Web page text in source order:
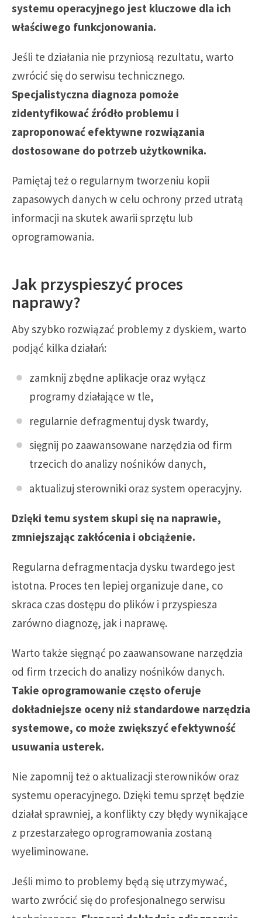
systemu operacyjnego jest kluczowe dla ich
właściwego funkcjonowania.
Jeśli te działania nie przyniosą rezultatu, warto
zwrócić się do serwisu technicznego.
Specjalistyczna diagnoza pomoże
zidentyfikować źródło problemu i
zaproponować efektywne rozwiązania
dostosowane do potrzeb użytkownika.
Pamiętaj też o regularnym tworzeniu kopii
zapasowych danych w celu ochrony przed utratą
informacji na skutek awarii sprzętu lub
oprogramowania.
Jak przyspieszyć proces
naprawy?
Aby szybko rozwiązać problemy z dyskiem, warto
podjąć kilka działań:
zamknij zbędne aplikacje oraz wyłącz
programy działające w tle,
regularnie defragmentuj dysk twardy,
sięgnij po zaawansowane narzędzia od firm
trzecich do analizy nośników danych,
aktualizuj sterowniki oraz system operacyjny.
Dzięki temu system skupi się na naprawie,
zmniejszając zakłócenia i obciążenie.
Regularna defragmentacja dysku twardego jest
istotna. Proces ten lepiej organizuje dane, co
skraca czas dostępu do plików i przyspiesza
zarówno diagnozę, jak i naprawę.
Warto także sięgnąć po zaawansowane narzędzia
od firm trzecich do analizy nośników danych.
Takie oprogramowanie często oferuje
dokładniejsze oceny niż standardowe narzędzia
systemowe, co może zwiększyć efektywność
usuwania usterek.
Nie zapomnij też o aktualizacji sterowników oraz
systemu operacyjnego. Dzięki temu sprzęt będzie
działał sprawniej, a konflikty czy błędy wynikające
z przestarzałego oprogramowania zostaną
wyeliminowane.
Jeśli mimo to problemy będą się utrzymywać,
warto zwrócić się do profesjonalnego serwisu